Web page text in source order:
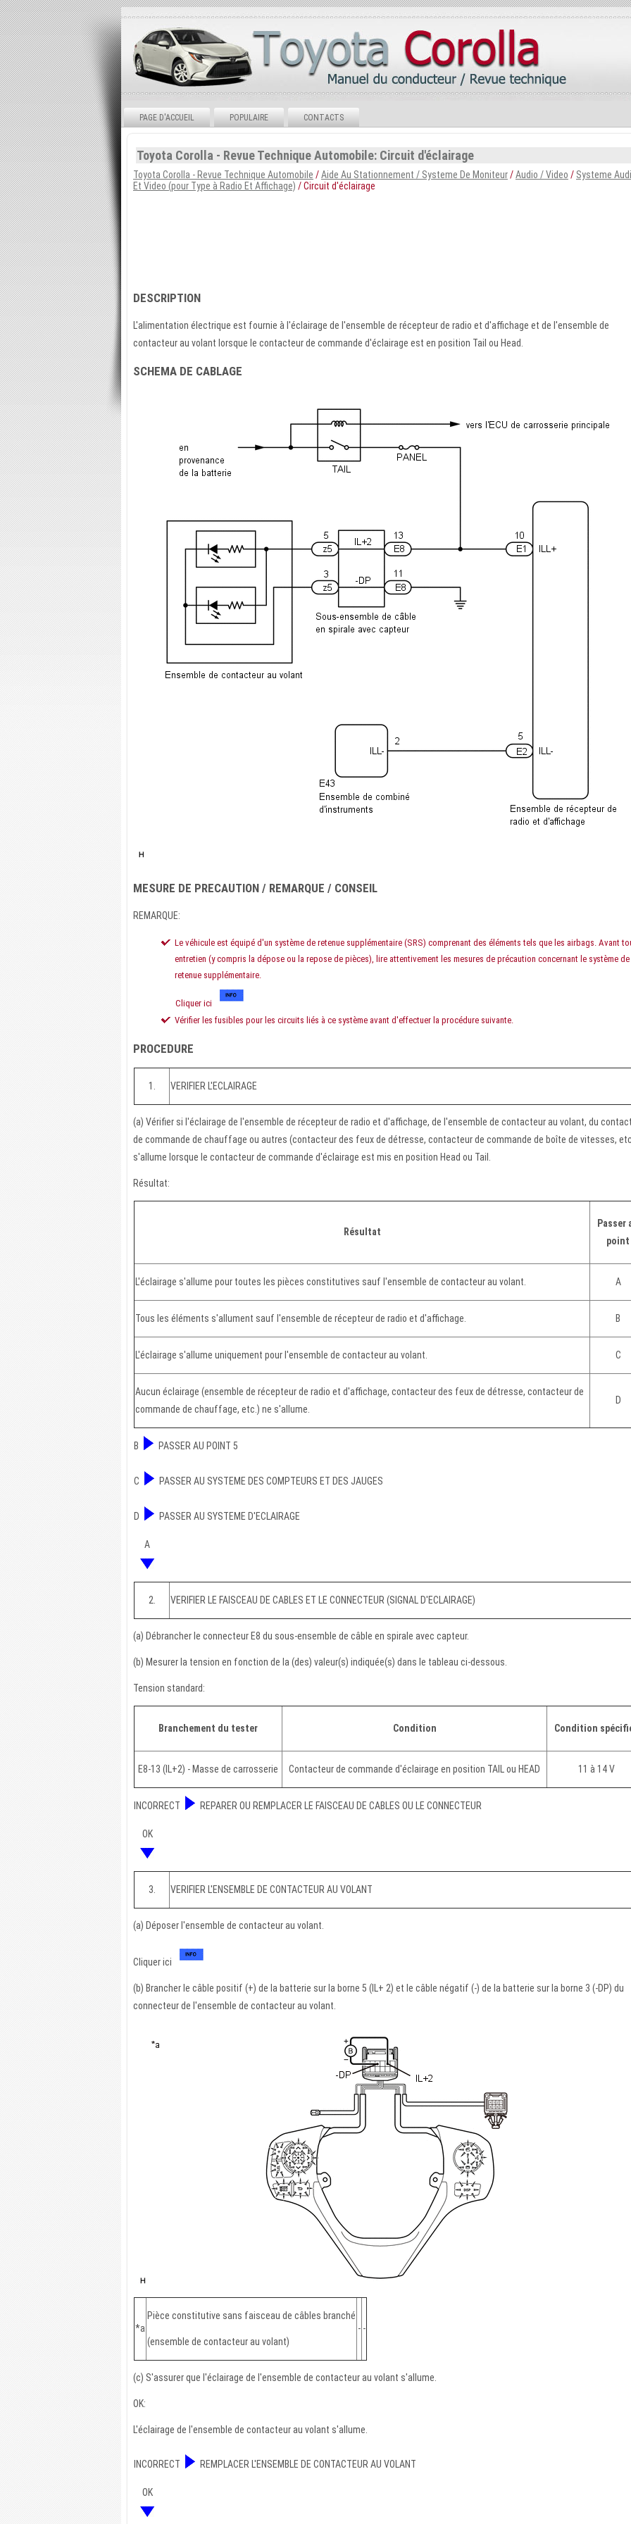
PAGE D'ACCUEIL POPULAIRE CONTACTS
Toyota Corolla - Revue Technique Automobile: Circuit d'éclairage
Toyota Corolla - Revue Technique Automobile /Aide Au Stationnement / Systeme De Moniteur/Audio / Video / Systeme
Et Video (pour Type à Radio Et Affichage) / Circuit d'éclairage
DESCRIPTION
L'alimentation électrique est fournie à l'éclairage de l'ensemble de récepteur de radio et d'affichage et de l'ensemble de
contacteur au volant lorsque le contacteur de commande d'éclairage est en position Tail ou Head.
SCHEMA DE CABLAGE
MESURE DE PRECAUTION / REMARQUE / CONSEIL
REMARQUE:
Le véhicule est équipé d'un système de retenue supplémentaire (SRS) comprenant des éléments tels que les airbags. Avant
entretien (y compris la dépose ou la repose de pièces), lire attentivement les mesures de précaution concernant le système de
retenue supplémentaire.
Cliquer ici
Vérifier les fusibles pour les circuits liés à ce système avant d'effectuer la procédure suivante.
PROCEDURE
1. VERIFIER L'ECLAIRAGE
(a) Vérifier si l'éclairage de l'ensemble de récepteur de radio et d'affichage, de l'ensemble de contacteur au volant, du
de commande de chauffage ou autres (contacteur des feux de détresse, contacteur de commande de boîte de vitesses,
s'allume lorsque le contacteur de commande d'éclairage est mis en position Head ou Tail.
Résultat:
Résultat
Passer
point
L'éclairage s'allume pour toutes les pièces constitutives sauf l'ensemble de contacteur au volant. A
Tous les éléments s'allument sauf l'ensemble de récepteur de radio et d'affichage. B
L'éclairage s'allume uniquement pour l'ensemble de contacteur au volant. C
Aucun éclairage (ensemble de récepteur de radio et d'affichage, contacteur des feux de détresse, contacteur de
commande de chauffage, etc.) ne s'allume.
D
B PASSER AU POINT 5
C PASSER AU SYSTEME DES COMPTEURS ET DES JAUGES
D PASSER AU SYSTEME D'ECLAIRAGE
A
2. VERIFIER LE FAISCEAU DE CABLES ET LE CONNECTEUR (SIGNAL D'ECLAIRAGE)
(a) Débrancher le connecteur E8 du sous-ensemble de câble en spirale avec capteur.
(b) Mesurer la tension en fonction de la (des) valeur(s) indiquée(s) dans le tableau ci-dessous.
Tension standard:
Branchement du tester Condition Condition
E8-13 (IL+2) - Masse de carrosserie Contacteur de commande d'éclairage en position TAIL ou HEAD 11 à 14 V
INCORRECT REPARER OU REMPLACER LE FAISCEAU DE CABLES OU LE CONNECTEUR
OK
3. VERIFIER L'ENSEMBLE DE CONTACTEUR AU VOLANT
(a) Déposer l'ensemble de contacteur au volant.
Cliquer ici
(b) Brancher le câble positif (+) de la batterie sur la borne 5 (IL+ 2) et le câble négatif (-) de la batterie sur la borne 3 (-DP) du
connecteur de l'ensemble de contacteur au volant.
*a
Pièce constitutive sans faisceau de câbles branché
(ensemble de contacteur au volant)
- -
(c) S'assurer que l'éclairage de l'ensemble de contacteur au volant s'allume.
OK:
L'éclairage de l'ensemble de contacteur au volant s'allume.
INCORRECT REMPLACER L'ENSEMBLE DE CONTACTEUR AU VOLANT
OK